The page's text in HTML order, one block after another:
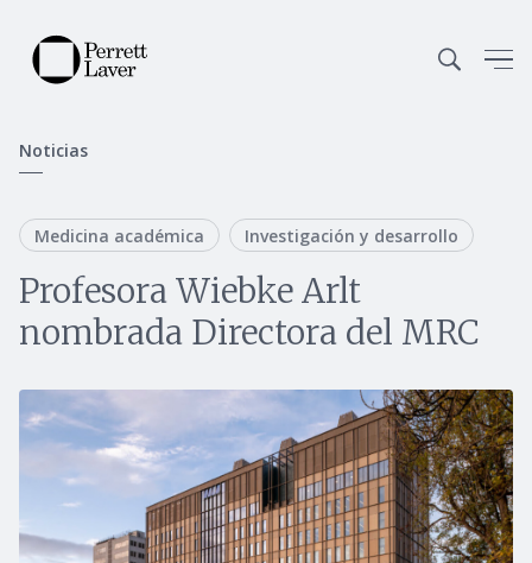
Noticias
Medicina académica Investigación y desarrollo
Profesora Wiebke Arlt
nombrada Directora del MRC